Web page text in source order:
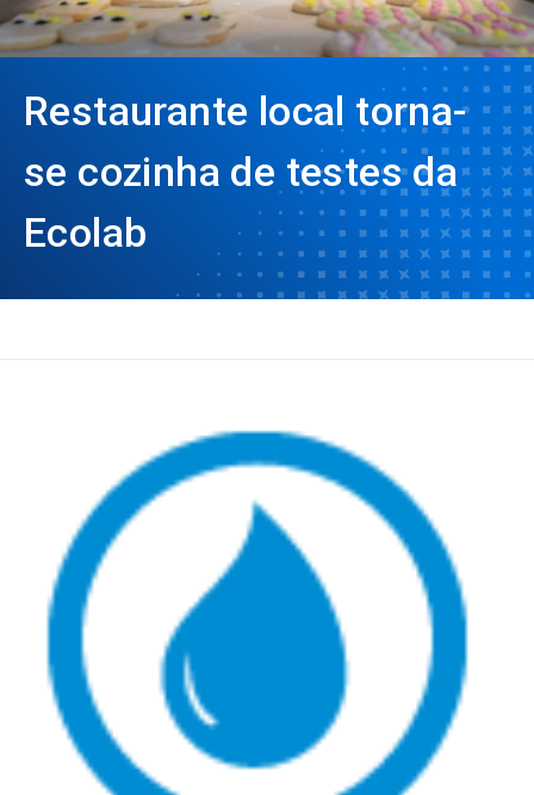
Restaurante local torna-
se cozinha de testes da
Ecolab